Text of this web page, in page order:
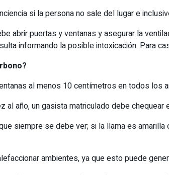
si la persona no sale del lugar e
abrir puertas y ventanas y asegurar la
informando la posible intoxicación. Para
al menos 10 centímetros en todos
al año, un gasista matriculado debe
siempre se debe ver; si la llama es
ambientes, ya que esto puede